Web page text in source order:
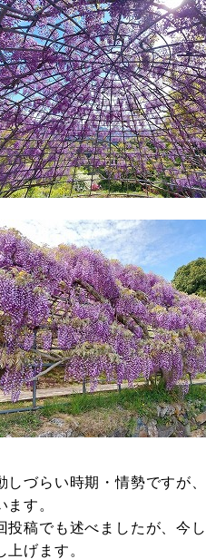
づらい時期・情勢ですが、
ます。
稿でも述べましたが、今し
上げます。